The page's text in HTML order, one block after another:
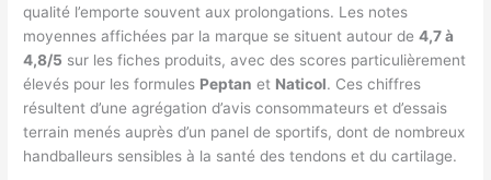
qualité l’emporte souvent aux prolongations. Les notes
moyennes affichées par la marque se situent autour de4,7 à
4,8/5 sur les fiches produits, avec des scores particulièrement
élevés pour les formules Peptan et Naticol. Ces chiffres
résultent d’une agrégation d’avis consommateurs et d’essais
terrain menés auprès d’un panel de sportifs, dont de nombreux
handballeurs sensibles à la santé des tendons et du cartilage.